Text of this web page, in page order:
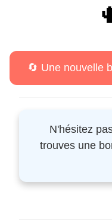
N'hésitez
trouves une